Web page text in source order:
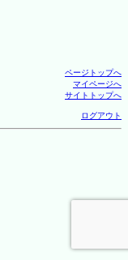
ページトップへ
マイページへ
サイトトップへ
ログアウト